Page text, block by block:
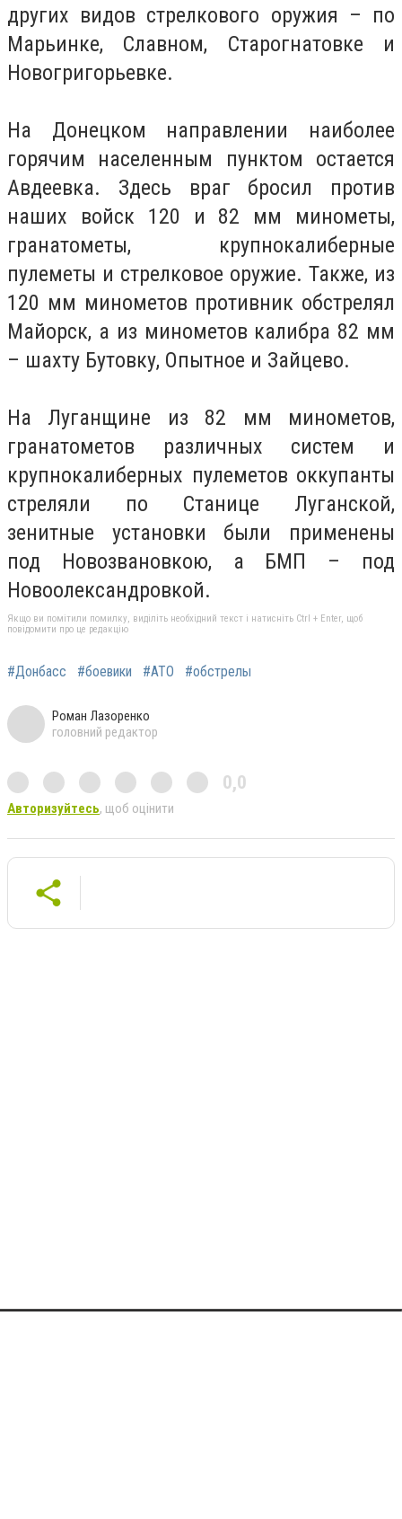
других видов стрелкового оружия – по
Марьинке, Славном, Старогнатовке и
Новогригорьевке.
На Донецком направлении наиболее
горячим населенным пунктом остается
Авдеевка. Здесь враг бросил против
наших войск 120 и 82 мм минометы,
гранатометы, крупнокалиберные
пулеметы и стрелковое оружие. Также, из
120 мм минометов противник обстрелял
Майорск, а из минометов калибра 82 мм
– шахту Бутовку, Опытное и Зайцево.
На Луганщине из 82 мм минометов,
гранатометов различных систем и
крупнокалиберных пулеметов оккупанты
стреляли по Станице Луганской,
зенитные установки были применены
под Новозвановкою, а БМП – под
Новоолександровкой.
Якщо ви помітили помилку, виділіть необхідний текст і натисніть Ctrl + Enter, щоб
повідомити про це редакцію
#Донбасс #боевики #АТО #обстрелы
Роман Лазоренко
головний редактор
0,0
Авторизуйтесь, щоб оцінити